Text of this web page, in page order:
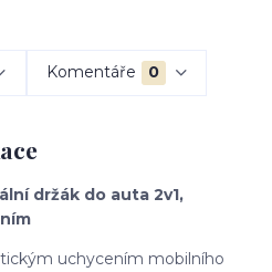
Komentáře 0
držák do auta 2v1,
uchycením mobilního